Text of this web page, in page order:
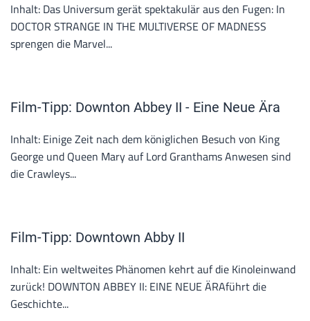
Inhalt: Das Universum gerät spektakulär aus den Fugen: In
DOCTOR STRANGE IN THE MULTIVERSE OF MADNESS
sprengen die Marvel...
Film-Tipp: Downton Abbey II - Eine Neue Ära
Inhalt: Einige Zeit nach dem königlichen Besuch von King
George und Queen Mary auf Lord Granthams Anwesen sind
die Crawleys...
Film-Tipp: Downtown Abby II
Inhalt: Ein weltweites Phänomen kehrt auf die Kinoleinwand
zurück! DOWNTON ABBEY II: EINE NEUE ÄRAführt die
Geschichte...